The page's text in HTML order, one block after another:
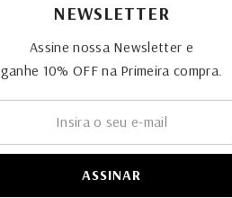
NEWSLETTER
Assine nossa Newsletter e
ganhe 10% OFF na Primeira compra.
ASSINAR